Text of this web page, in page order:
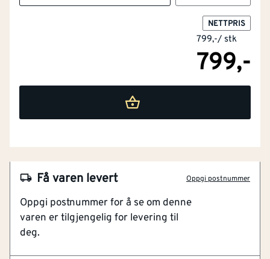
NETTPRIS
799,-/ stk
799,-
Få varen levert Oppgi postnummer
Oppgi postnummer for å se om denne
varen er tilgjengelig for levering til
deg.
NOBB 52437560
Artikkelnummer
101224971